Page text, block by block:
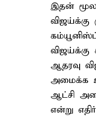
இதன்
விஜய்க்கு
ஆதரவு
அமைக்க
ஆட்சி
என்று